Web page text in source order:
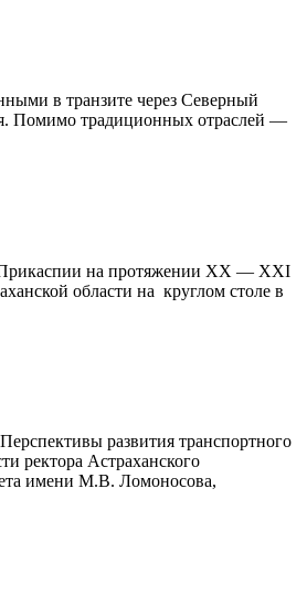
в транзите через Северный
Помимо традиционных отраслей —
Прикаспии на протяжении XX — XXI
области на круглом столе в
развития транспортного
ректора Астраханского
имени М.В. Ломоносова,